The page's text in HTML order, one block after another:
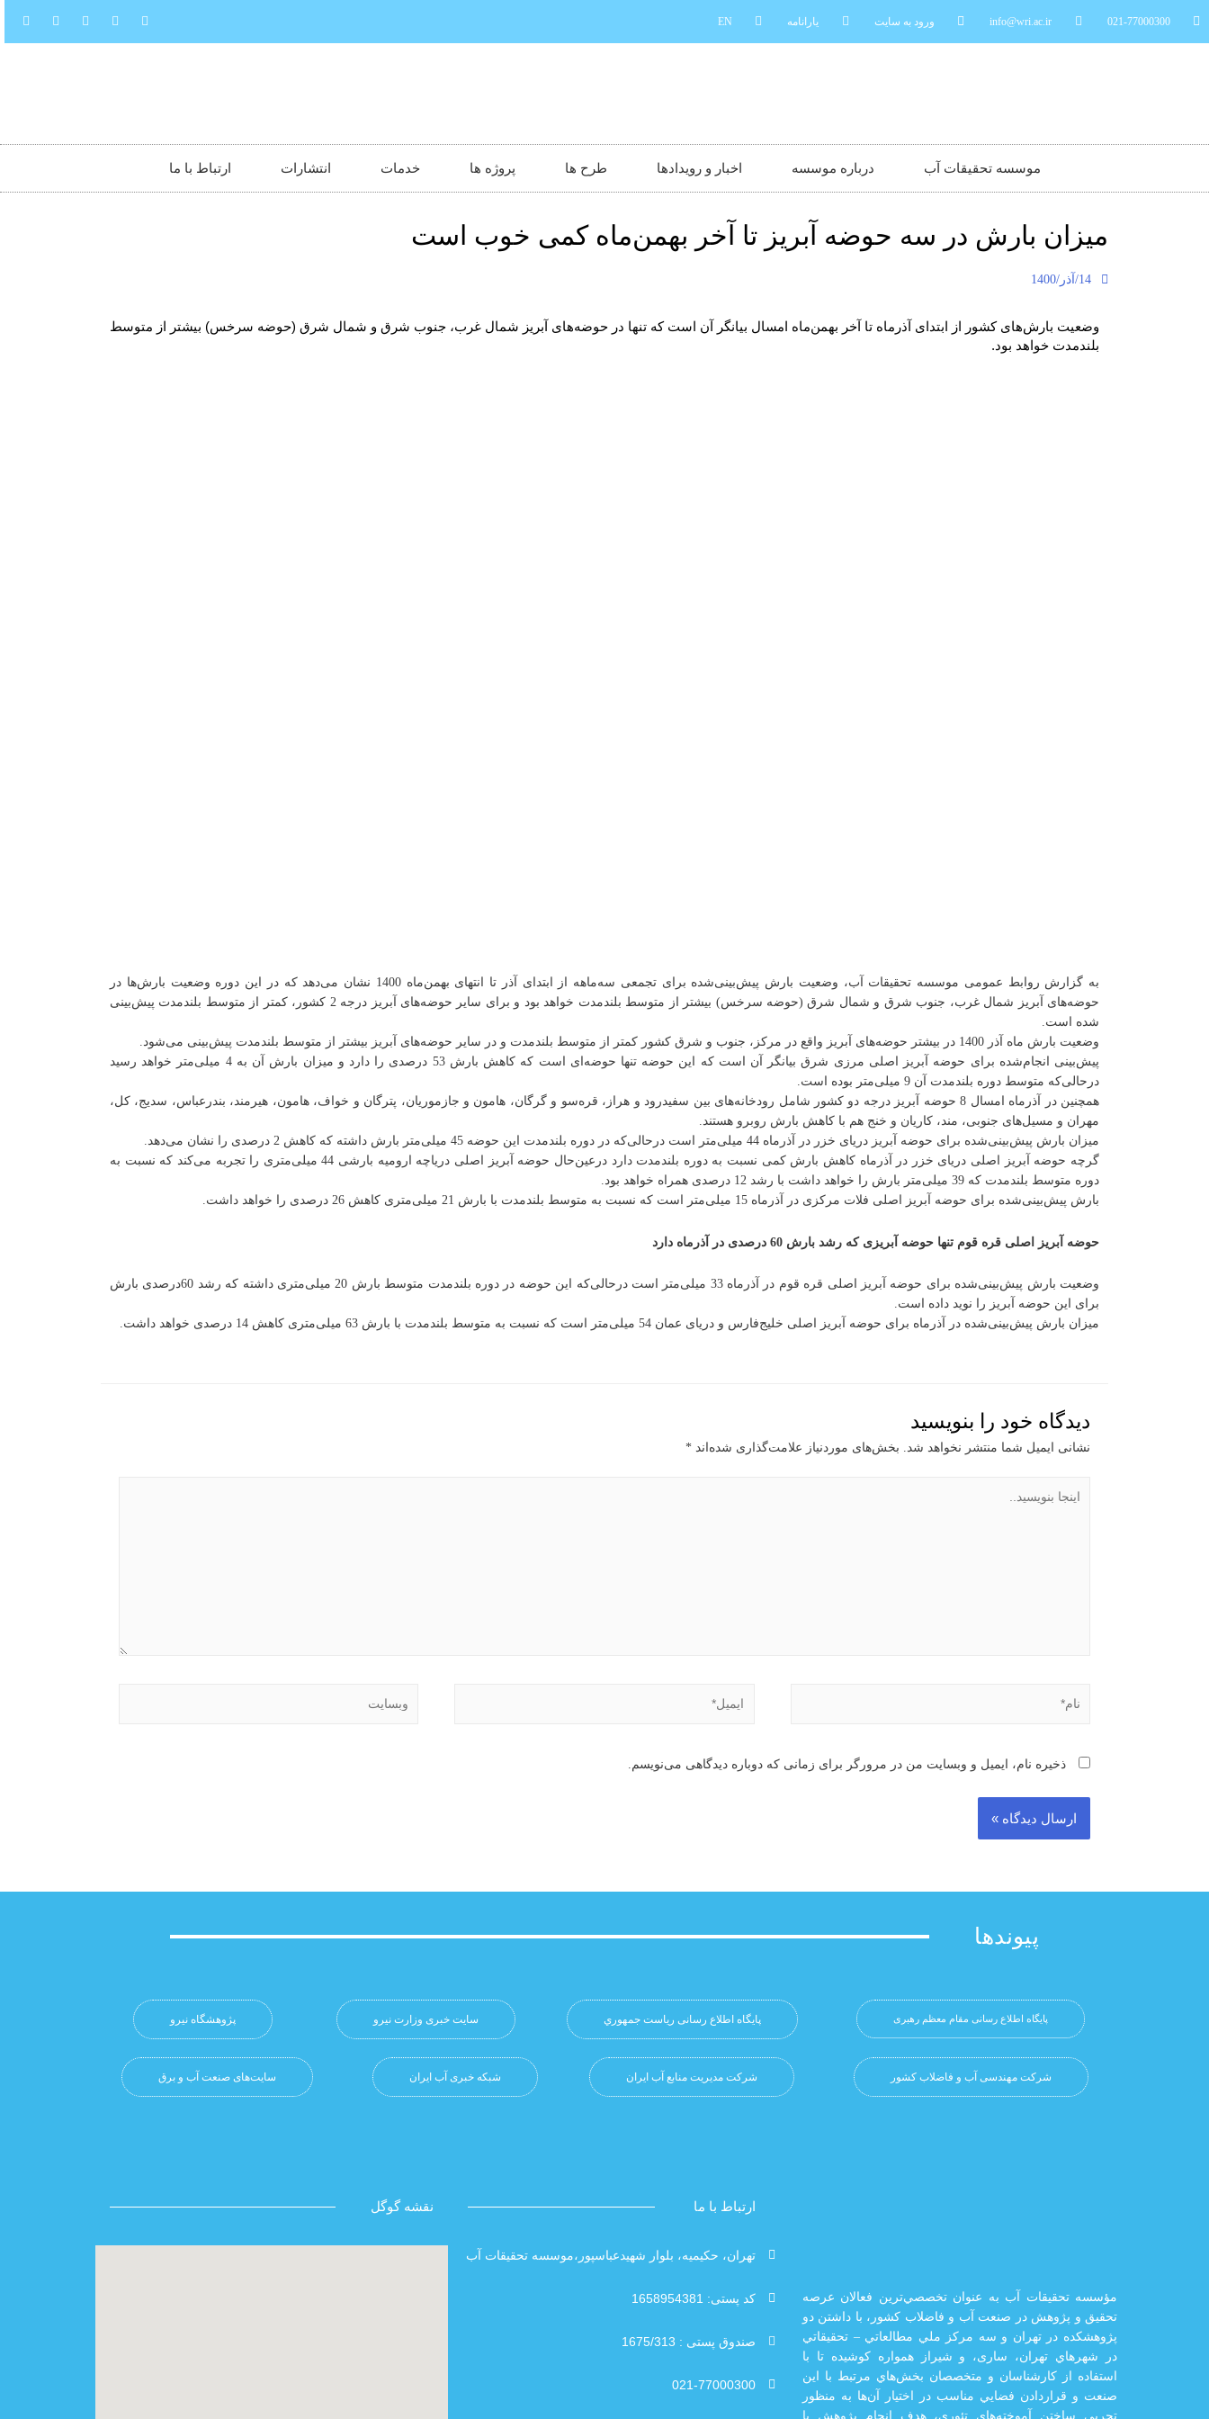
021-77000300
info@wri.ac.ir ورود به سایت یارانامه EN
موسسه تحقیقات آب درباره موسسه اخبار و رویدادها طرح ها پروژه ها خدمات انتشارات ارتباط با ما
میزان بارش در سه حوضه آبریز تا آخر بهمن‌ماه کمی خوب است
14/آذر/1400
وضعیت بارش‌های کشور از ابتدای آذرماه تا آخر بهمن‌ماه امسال بیانگر آن است که تنها در حوضه‌های آبریز شمال غرب، جنوب شرق و شمال شرق (حوضه سرخس) بیشتر از متوسط
بلندمدت خواهد بود.
به گزارش روابط عمومی موسسه تحقیقات آب، وضعیت بارش پیش‌بینی‌شده برای تجمعی سه‌ماهه از ابتدای آذر تا انتهای بهمن‌ماه 1400 نشان می‌دهد که در این دوره وضعیت بارش‌ها در
حوضه‌های آبریز شمال غرب، جنوب شرق و شمال شرق (حوضه سرخس) بیشتر از متوسط بلندمدت خواهد بود و برای سایر حوضه‌های آبریز درجه 2 کشور، کمتر از متوسط بلندمدت پیش‌بینی
‌شده است.
وضعیت بارش ماه آذر 1400 در بیشتر حوضه‌های آبریز واقع در مرکز، جنوب و شرق کشور کمتر از متوسط بلندمدت و در سایر حوضه‌های آبریز بیشتر از متوسط بلندمدت پیش‌بینی می‌شود.
پیش‌بینی انجام‌شده برای حوضه آبریز اصلی مرزی شرق بیانگر آن است که این حوضه تنها حوضه‌ای است که کاهش بارش 53 درصدی را دارد و میزان بارش آن به 4 میلی‌متر خواهد رسید
درحالی‌که متوسط دوره بلندمدت آن 9 میلی‌متر بوده است.
همچنین در آذرماه امسال 8 حوضه آبریز درجه دو کشور شامل رودخانه‌های بین سفیدرود و هراز، قره‌سو و گرگان، هامون و جازموریان، پترگان و خواف، هامون، هیرمند، بندرعباس، سدیج، کل،
مهران و مسیل‌های جنوبی، مند، کاریان و خنج هم با کاهش بارش روبرو هستند.
میزان بارش پیش‌بینی‌شده برای حوضه آبریز دریای خزر در آذرماه 44 میلی‌متر است درحالی‌که در دوره بلندمدت این حوضه 45 میلی‌متر بارش داشته که کاهش 2 درصدی را نشان می‌دهد.
گرچه حوضه آبریز اصلی دریای خزر در آذرماه کاهش بارش کمی نسبت به دوره بلندمدت دارد درعین‌حال حوضه آبریز اصلی دریاچه ارومیه بارشی 44 میلی‌متری را تجربه می‌کند که نسبت به
دوره متوسط بلندمدت که 39 میلی‌متر بارش را خواهد داشت با رشد 12 درصدی همراه خواهد بود.
بارش پیش‌بینی‌شده برای حوضه آبریز اصلی فلات مرکزی در آذرماه 15 میلی‌متر است که نسبت به متوسط بلندمدت با بارش 21 میلی‌متری کاهش 26 درصدی را خواهد داشت.
حوضه آبریز اصلی قره قوم تنها حوضه آبریزی که رشد بارش 60 درصدی در آذرماه دارد
وضعیت بارش پیش‌بینی‌شده برای حوضه آبریز اصلی قره قوم در آذرماه 33 میلی‌متر است درحالی‌که این حوضه در دوره بلندمدت متوسط بارش 20 میلی‌متری داشته که رشد 60درصدی بارش
برای این حوضه آبریز را نوید داده است.
میزان بارش پیش‌بینی‌شده در آذرماه برای حوضه آبریز اصلی خلیج‌فارس و دریای عمان 54 میلی‌متر است که نسبت به متوسط بلندمدت با بارش 63 میلی‌متری کاهش 14 درصدی خواهد داشت.
دیدگاه‌ خود را بنویسید
نشانی ایمیل شما منتشر نخواهد شد. بخش‌های موردنیاز علامت‌گذاری شده‌اند *
ذخیره نام، ایمیل و وبسایت من در مرورگر برای زمانی که دوباره دیدگاهی می‌نویسم.
پیوندها
پایگاه اطلاع رسانی مقام معظم رهبری پایگاه اطلاع رسانی ریاست جمهوري سایت خبری وزارت نیرو پژوهشگاه نيرو
شرکت مهندسی آب و فاضلاب کشور شرکت مدیریت منابع آب ایران شبکه خبری آب ایران سایت‌های صنعت آب و برق
مؤسسه تحقيقات آب به عنوان تخصصي‌ترين فعالان عرصه
تحقيق و پژوهش در صنعت آب و فاضلاب كشور، با داشتن دو
پژوهشكده در تهران و سه مركز ملي مطالعاتي – تحقيقاتي
در شهرهاي تهران،‌ ساری، و شيراز‌ همواره كوشيده تا با
استفاده از كارشناسان و متخصصان بخش‌هاي مرتبط با اين
صنعت و قراردادن فضايي مناسب در اختيار آن‌ها به منظور
تجربی ساختن آموخته‌هاي تئوري، هدف انجام پژوهش با
ارتباط با ما
تهران، حکیمیه، بلوار شهیدعباسپور،موسسه تحقیقات آب
کد پستی: 1658954381
صندوق پستی : 1675/313
021-77000300
نقشه گوگل